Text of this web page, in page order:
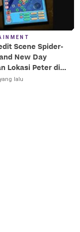
Scene Spider-
New Day
Lokasi Peter di
lalu